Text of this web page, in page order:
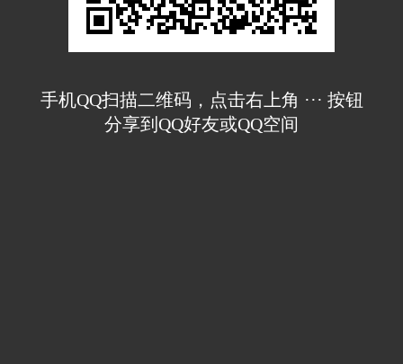
手机QQ扫描二维码，点击右上角 ··· 按钮
分享到QQ好友或QQ空间